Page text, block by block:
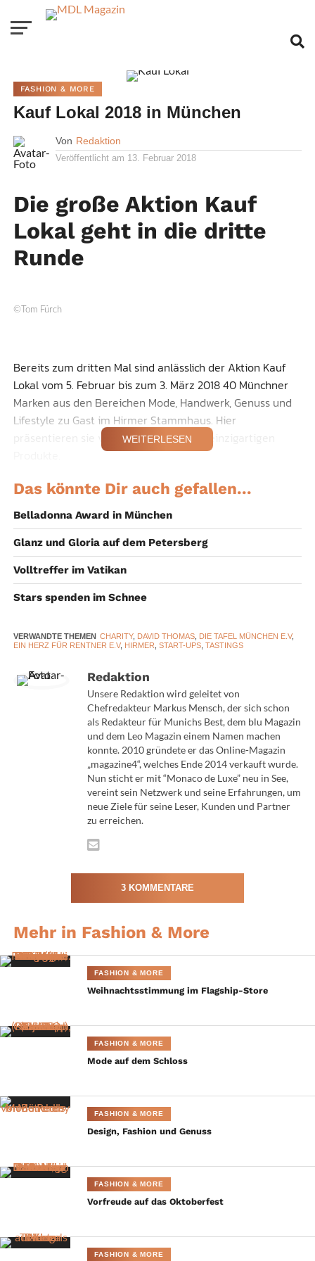
FASHION & MORE
Kauf Lokal 2018 in München
Von Redaktion
Veröffentlicht am 13. Februar 2018
Die große Aktion Kauf
Lokal geht in die dritte
Runde
©Tom Fürch
Bereits zum dritten Mal sind anlässlich der Aktion Kauf
Lokal vom 5. Februar bis zum 3. März 2018 40 Münchner
Marken aus den Bereichen Mode, Handwerk, Genuss und
Lifestyle zu Gast im Hirmer Stammhaus. Hier
präsentieren sie vier Wochen lang ihre einzigartigen
Warum sich die Münchner
Macher zu der Aktion, initiiert
von HIRMER,
zusammengeschlossen haben?
Gemeinsam feiern sie die Vielfalt und das
unternehmerische Potenzial Münchens und machen so
Handelsketten verdrängen zunehmend lokale
Unternehmen und vereinheitlichen dadurch die
zu setzen und das charmante Gesicht Münchens, für das
die Stadt weltbekannt ist, zu bewahren.
Vier Wochen lang lädt Kauf Lokal die Besucher zur
Entdeckungsreise der besonderen Art auf allen sechs
Hirmer Stockwerken ein. Hier können qualitativ
hochwertige Produkte „made in München“ von Marken
mit innovativen Konzepten erlebt werden. Immer
donnerstags bis samstags nden Tastings statt.
Die Kauf Lokal – Tastings
Alle Termine sindHIERzu finden.
extrem viel zu bieten hat
so David Thomas, Abteilungsleiter bei Hirmer und Mit-
glaubt an die Ideen und an die Mutigem, die den Schritt
in die Selbstständigkeit wagen. Traditionelle
WEITERLESEN
Das könnte Dir auch gefallen...
Belladonna Award in München
Glanz und Gloria auf dem Petersberg
Volltreffer im Vatikan
Stars spenden im Schnee
VERWANDTE THEMEN CHARITY, DAVID THOMAS, DIE TAFEL MÜNCHEN E.V,
EIN HERZ FÜR RENTNER E.V, HIRMER START-UPS, TASTINGS
Redaktion
Unsere Redaktion wird geleitet von
Chefredakteur Markus Mensch, der sich schon
als Redakteur für Munichs Best, dem blu Magazin
und dem Leo Magazin einem Namen machen
konnte. 2010 gründete er das Online-Magazin
„magazine4“, welches Ende 2014 verkauft wurde.
Nun sticht er mit “Monaco de Luxe” neu in See,
vereint sein Netzwerk und seine Erfahrungen, um
neue Ziele für seine Leser, Kunden und Partner
zu erreichen.
3 KOMMENTARE
Mehr in Fashion & More
FASHION & MORE
Weihnachtsstimmung im Flagship-Store
FASHION & MORE
Mode auf dem Schloss
FASHION & MORE
Design, Fashion und Genuss
FASHION & MORE
Vorfreude auf das Oktoberfest
FASHION & MORE